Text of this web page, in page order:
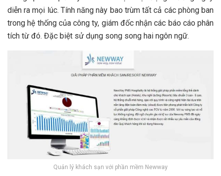
diễn ra mọi lúc. Tính năng này bao trùm tất cả các phòng ban
trong hệ thống của công ty, giám đốc nhận các báo cáo phân
tích từ đó. Đặc biệt sử dụng song song hai ngôn ngữ.
Quản lý khách sạn với phần mềm Newway